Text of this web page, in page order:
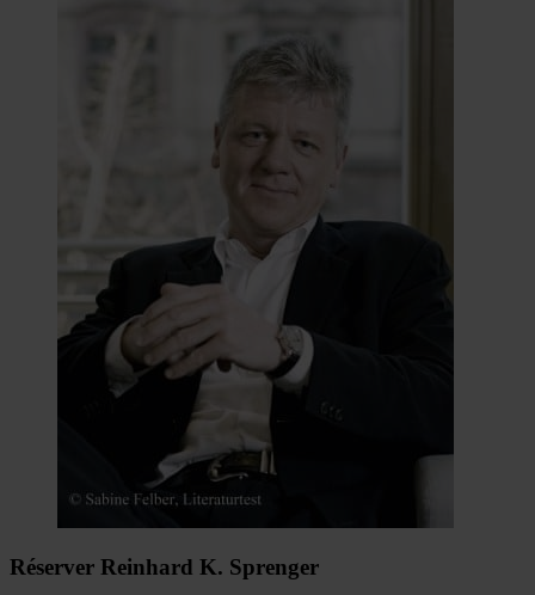
Réserver Reinhard K. Sprenger